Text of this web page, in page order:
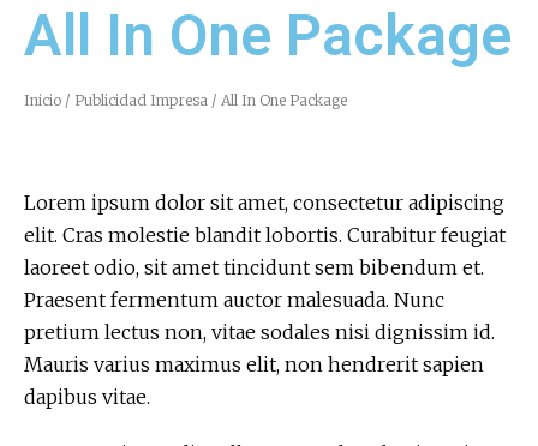
All In One Package
Inicio / Publicidad Impresa / All In One Package
Lorem ipsum dolor sit amet, consectetur adipiscing
elit. Cras molestie blandit lobortis. Curabitur feugiat
laoreet odio, sit amet tincidunt sem bibendum et.
Praesent fermentum auctor malesuada. Nunc
pretium lectus non, vitae sodales nisi dignissim id.
Mauris varius maximus elit, non hendrerit sapien
dapibus vitae.